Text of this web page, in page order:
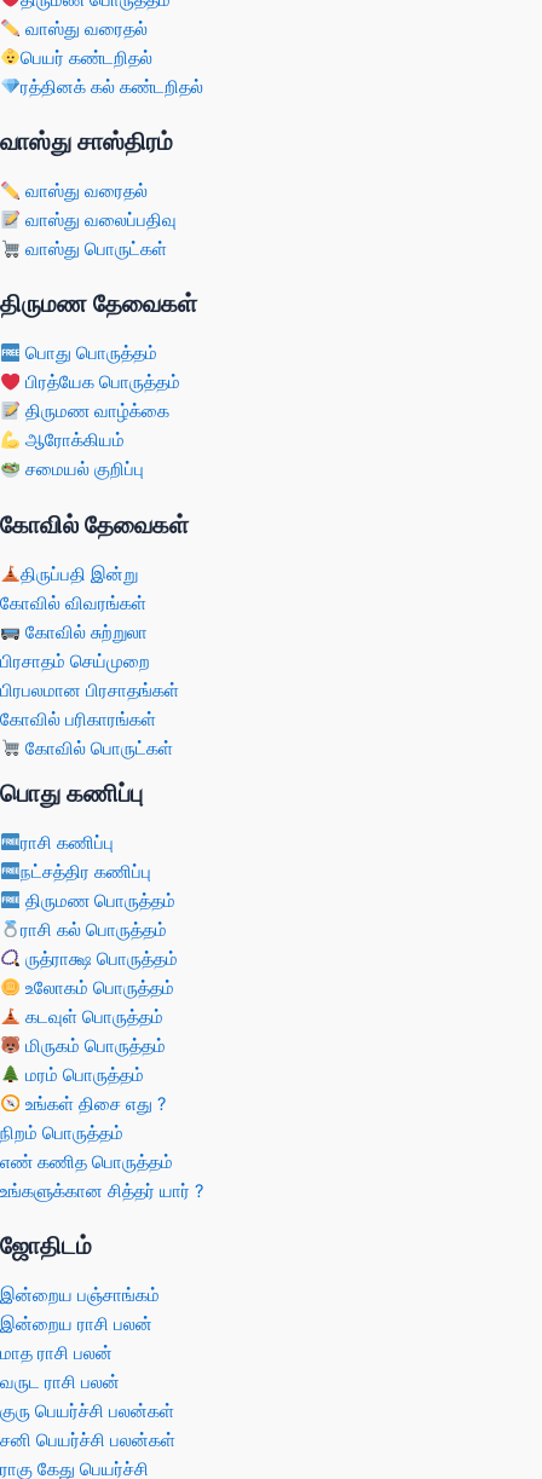
வாஸ்து வரைதல்
பெயர் கண்டறிதல்
ரத்தினக் கல் கண்டறிதல்
வாஸ்து சாஸ்திரம்
வாஸ்து வரைதல்
வாஸ்து வலைப்பதிவு
வாஸ்து பொருட்கள்
திருமண தேவைகள்
பொது பொருத்தம்
பிரத்யேக பொருத்தம்
திருமண வாழ்க்கை
ஆரோக்கியம்
சமையல் குறிப்பு
கோவில் தேவைகள்
திருப்பதி இன்று
கோவில் விவரங்கள்
கோவில் சுற்றுலா
பிரசாதம் செய்முறை
பிரபலமான பிரசாதங்கள்
கோவில் பரிகாரங்கள்
கோவில் பொருட்கள்
பொது கணிப்பு
ராசி கணிப்பு
நட்சத்திர கணிப்பு
திருமண பொருத்தம்
ராசி கல் பொருத்தம்
ருத்ராக்ஷ பொருத்தம்
உலோகம் பொருத்தம்
கடவுள் பொருத்தம்
மிருகம் பொருத்தம்
மரம் பொருத்தம்
உங்கள் திசை எது ?
நிறம் பொருத்தம்
எண் கணித பொருத்தம்
உங்களுக்கான சித்தர் யார் ?
ஜோதிடம்
இன்றைய பஞ்சாங்கம்
இன்றைய ராசி பலன்
மாத ராசி பலன்
வருட ராசி பலன்
குரு பெயர்ச்சி பலன்கள்
சனி பெயர்ச்சி பலன்கள்
ராகு கேது பெயர்ச்சி